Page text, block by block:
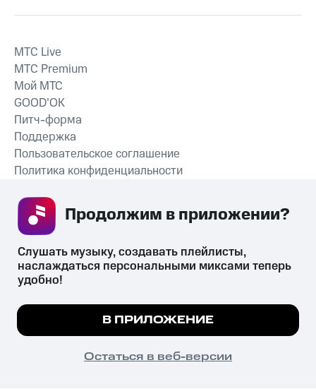
СКАЧАТЬ ПРИЛОЖЕНИЕ
MTС Live
MTС Premium
Мой МТС
GOOD’OK
Питч-форма
Поддержка
Пользовательское соглашение
Политика конфиденциальности
психотропных веществ, их аналогов причиняет вред здоровью,
их незаконный оборот запрещён и влечёт установленную
законодательством ответственность.
© 2026 ООО «КИОН».
Все права защищены
Мы используем куки, чтобы на сайте все
Подробнее
ПОНЯТНО
Слушать музыку, создавать плейлисты,
наслаждаться персональными миксами теперь
удобно!
В ПРИЛОЖЕНИЕ
Остаться в веб-версии